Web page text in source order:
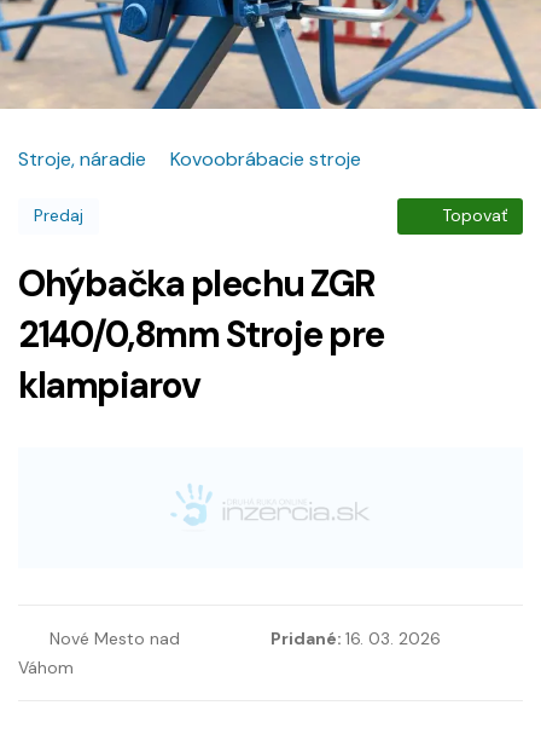
Stroje, náradie Kovoobrábacie stroje
Predaj Topovať
Ohýbačka plechu ZGR
2140/0,8mm Stroje pre
klampiarov
Nové Mesto nad
Váhom
Pridané: 16. 03. 2026